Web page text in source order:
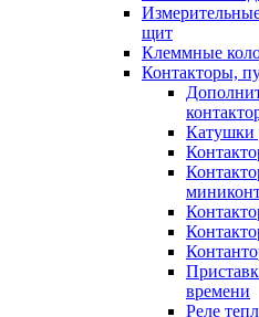
щит
Клеммные
Контакторы,
Катушки
времени
Реле